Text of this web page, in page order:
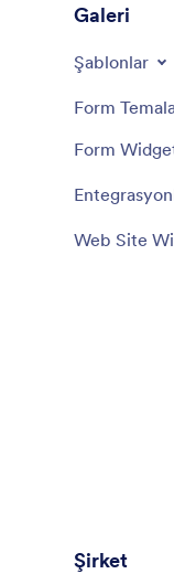
Galeri
Şablonlar
Form
Form
Web Site
Şirket